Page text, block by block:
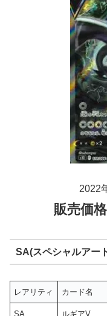
2022
販売価
SA(スペシャルアー
レアリティ カード名
SA ルギアV